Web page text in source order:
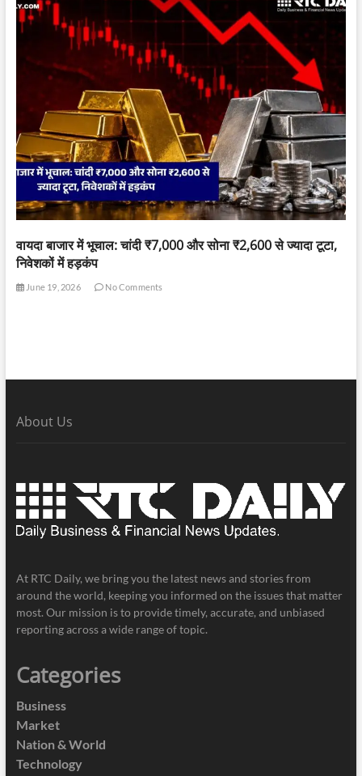
वायदा बाजार में भूचाल: चांदी ₹7,000 और सोना ₹2,600 से ज्यादा टूटा,
निवेशकों में हड़कंप
June 19, 2026 No Comments
About Us
At RTC Daily, we bring you the latest news and stories from
around the world, keeping you informed on the issues that matter
most. Our mission is to provide timely, accurate, and unbiased
reporting across a wide range of topic.
Categories
Business
Market
Nation & World
Technology